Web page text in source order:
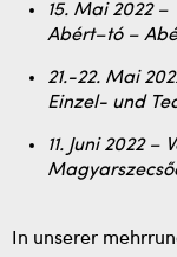
15. Mai 2022
Abért–tó –
21.-22. Mai
Einzel- und
11. Juni 2022
In unserer